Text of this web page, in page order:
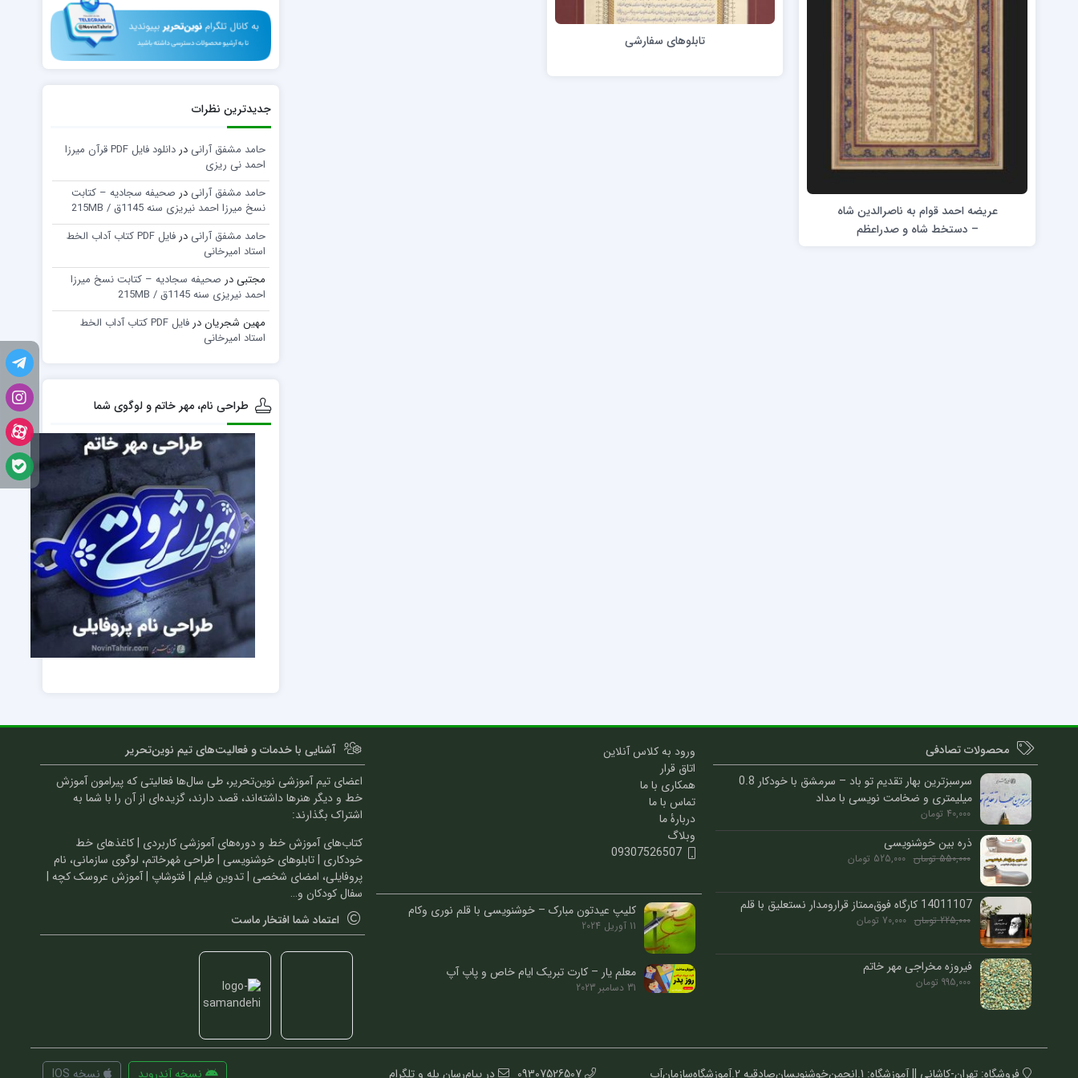
دورۀ کرسیو1
دورۀ کرسیو2
کاپرپلیت با قلم
کاپرپلیت با خودکار
عریضه احمد قوام به ناصرالدین شاه
– دستخط شاه و صدراعظم
تابلوهای سفارشی
جدیدترین نظرات
حامد مشفق آرانی در
دانلود فایل PDF قرآن میرزا
احمد نی ریزی
حامد مشفق آرانی در صحیفه سجادیه – کتابت
نسخ میرزا احمد نیریزی سنه 1145ق / 215MB
حامد مشفق آرانی در
فایل PDF کتاب آداب الخط
استاد امیرخانی
مجتبیدر صحیفه سجادیه – کتابت نسخ میرزا
احمد نیریزی سنه 1145ق / 215MB
مهین شجریاندر
فایل PDF کتاب آداب الخط
استاد امیرخانی
طراحی نام، مهر خاتم و لوگوی شما
محصولات تصادفی
سرسبزترین بهار تقدیم تو باد – سرمشق با خودکار 0.8
میلیمتری و ضخامت نویسی با مداد
40,000 تومان
ذره بین خوشنویسی
550,000 تومان 525,000 تومان
14011107 کارگاه فوق‌ممتاز قرارومدار نستعلیق با قلم
225,000 تومان 70,000 تومان
فیروزه مخراجی مهر خاتم
995,000 تومان
ورود به کلاس آنلاین
اتاق قرار
همکاری با ما
تماس با ما
دربارۀ ما
وبلاگ
09307526507
کلیپ عیدتون مبارک – خوشنویسی با قلم نوری وکام
11 آوریل 2024
معلم یار – کارت تبریک ایام خاص و پاپ آپ
31 دسامبر 2023
آشنایی با خدمات و فعالیت‌های تیم نوین‌تحریر
اعضای تیم آموزشی نوین‌تحریر، طی سال‌ها فعالیتی که پیرامون آموزش
خط و دیگر هنرها داشته‌اند، قصد دارند، گزیده‌ای از آن را با شما به
اشتراک بگذارند:
کتاب‌های آموزش خط و دوره‌های آموزشی کاربردی | کاغذهای خط
خودکاری | تابلوهای خوشنویسی | طراحی مُهرخاتم، لوگوی سازمانی، نام
پروفایلی، امضای شخصی | تدوین فیلم | فتوشاپ | آموزش عروسک کچه |
سفال کودکان و…
اعتماد شما افتخار ماست
فروشگاه: تهران-کاشانی || آموزشگاه: 1.انجمن‌خوشنویسان‌صادقیه 2.آموزشگاه‌سازمان‌آب 09307526507 در پیام‌رسان بله و تلگرام نسخه آندروید نسخه IOS